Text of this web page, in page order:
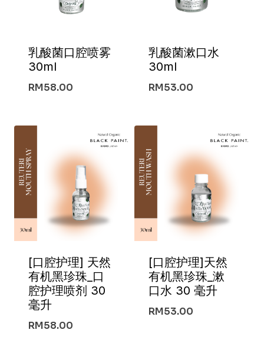
乳酸菌口腔喷雾
30ml
RM58.00
乳酸菌漱口水
30ml
RM53.00
[口腔护理] 天然
有机黑珍珠_口
腔护理喷剂 30
毫升
RM58.00
[口腔护理]天然
有机黑珍珠_漱
口水 30 毫升
RM53.00